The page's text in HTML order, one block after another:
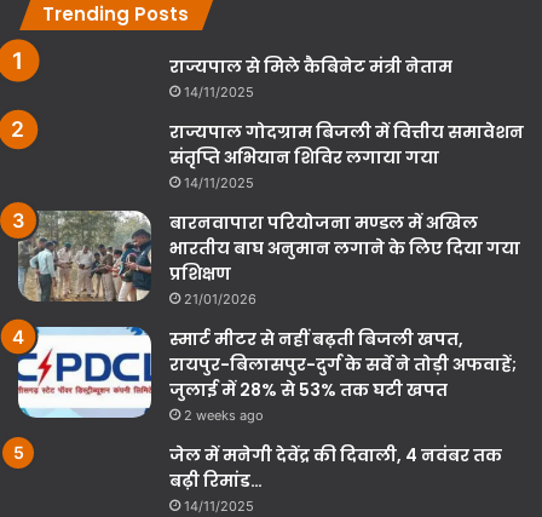
Trending Posts
राज्यपाल से मिले कैबिनेट मंत्री नेताम
14/11/2025
राज्यपाल गोदग्राम बिजली में वित्तीय समावेशन
संतृप्ति अभियान शिविर लगाया गया
14/11/2025
बारनवापारा परियोजना मण्डल में अखिल
भारतीय बाघ अनुमान लगाने के लिए दिया गया
प्रशिक्षण
21/01/2026
स्मार्ट मीटर से नहीं बढ़ती बिजली खपत,
रायपुर-बिलासपुर-दुर्ग के सर्वे ने तोड़ी अफवाहें;
जुलाई में 28% से 53% तक घटी खपत
2 weeks ago
जेल में मनेगी देवेंद्र की दिवाली, 4 नवंबर तक
बढ़ी रिमांड…
14/11/2025